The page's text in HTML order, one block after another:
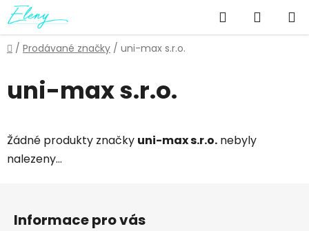
Přejít
na
obsah
Hledat
KOŠÍK
Domů
/ Prodávané značky / uni-max s.r.o.
uni-max s.r.o.
Žádné produkty značky uni-max s.r.o. nebyly
nalezeny...
Informace pro vás